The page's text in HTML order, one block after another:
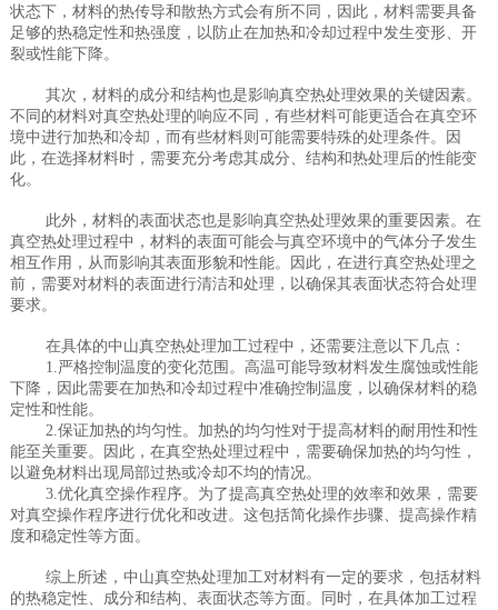
状态下，材料的热传导和散热方式会有所不同，因此，材料需要具备
足够的热稳定性和热强度，以防止在加热和冷却过程中发生变形、开
裂或性能下降。
其次，材料的成分和结构也是影响真空热处理效果的关键因素。
不同的材料对真空热处理的响应不同，有些材料可能更适合在真空环
境中进行加热和冷却，而有些材料则可能需要特殊的处理条件。因
此，在选择材料时，需要充分考虑其成分、结构和热处理后的性能变
化。
此外，材料的表面状态也是影响真空热处理效果的重要因素。在
真空热处理过程中，材料的表面可能会与真空环境中的气体分子发生
相互作用，从而影响其表面形貌和性能。因此，在进行真空热处理之
前，需要对材料的表面进行清洁和处理，以确保其表面状态符合处理
要求。
在具体的中山真空热处理加工过程中，还需要注意以下几点：
1.严格控制温度的变化范围。高温可能导致材料发生腐蚀或性能
下降，因此需要在加热和冷却过程中准确控制温度，以确保材料的稳
定性和性能。
2.保证加热的均匀性。加热的均匀性对于提高材料的耐用性和性
能至关重要。因此，在真空热处理过程中，需要确保加热的均匀性，
以避免材料出现局部过热或冷却不均的情况。
3.优化真空操作程序。为了提高真空热处理的效率和效果，需要
对真空操作程序进行优化和改进。这包括简化操作步骤、提高操作精
度和稳定性等方面。
综上所述，中山真空热处理加工对材料有一定的要求，包括材料
的热稳定性、成分和结构、表面状态等方面。同时，在具体加工过程